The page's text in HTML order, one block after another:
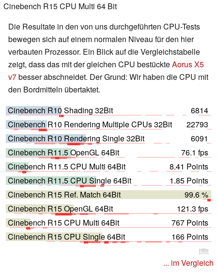
Cinebench R15 CPU Multi 64 Bit
Die Resultate in den von uns durchgeführten CPU-Tests
bewegen sich auf einem normalen Niveau für den hier
verbauten Prozessor. Ein Blick auf die Vergleichstabelle
zeigt, dass das mit der gleichen CPU bestückteAorus X5
v7besser abschneidet. Der Grund: Wir haben die CPU mit
den Bordmitteln übertaktet.
Cinebench R10 Shading 32Bit
6814
Cinebench R10 Rendering Multiple CPUs 32Bit
22793
Cinebench R10 Rendering Single 32Bit
6091
Cinebench R11.5 OpenGL 64Bit
76.1 fps
Cinebench R11.5 CPU Multi 64Bit
8.41 Points
Cinebench R11.5 CPU Single 64Bit
1.85 Points
Cinebench R15 Ref. Match 64Bit
99.6 %
Cinebench R15 OpenGL 64Bit
121.3 fps
Cinebench R15 CPU Multi 64Bit
767 Points
Cinebench R15 CPU Single 64Bit
166 Points
Hilfe
... im Vergleich